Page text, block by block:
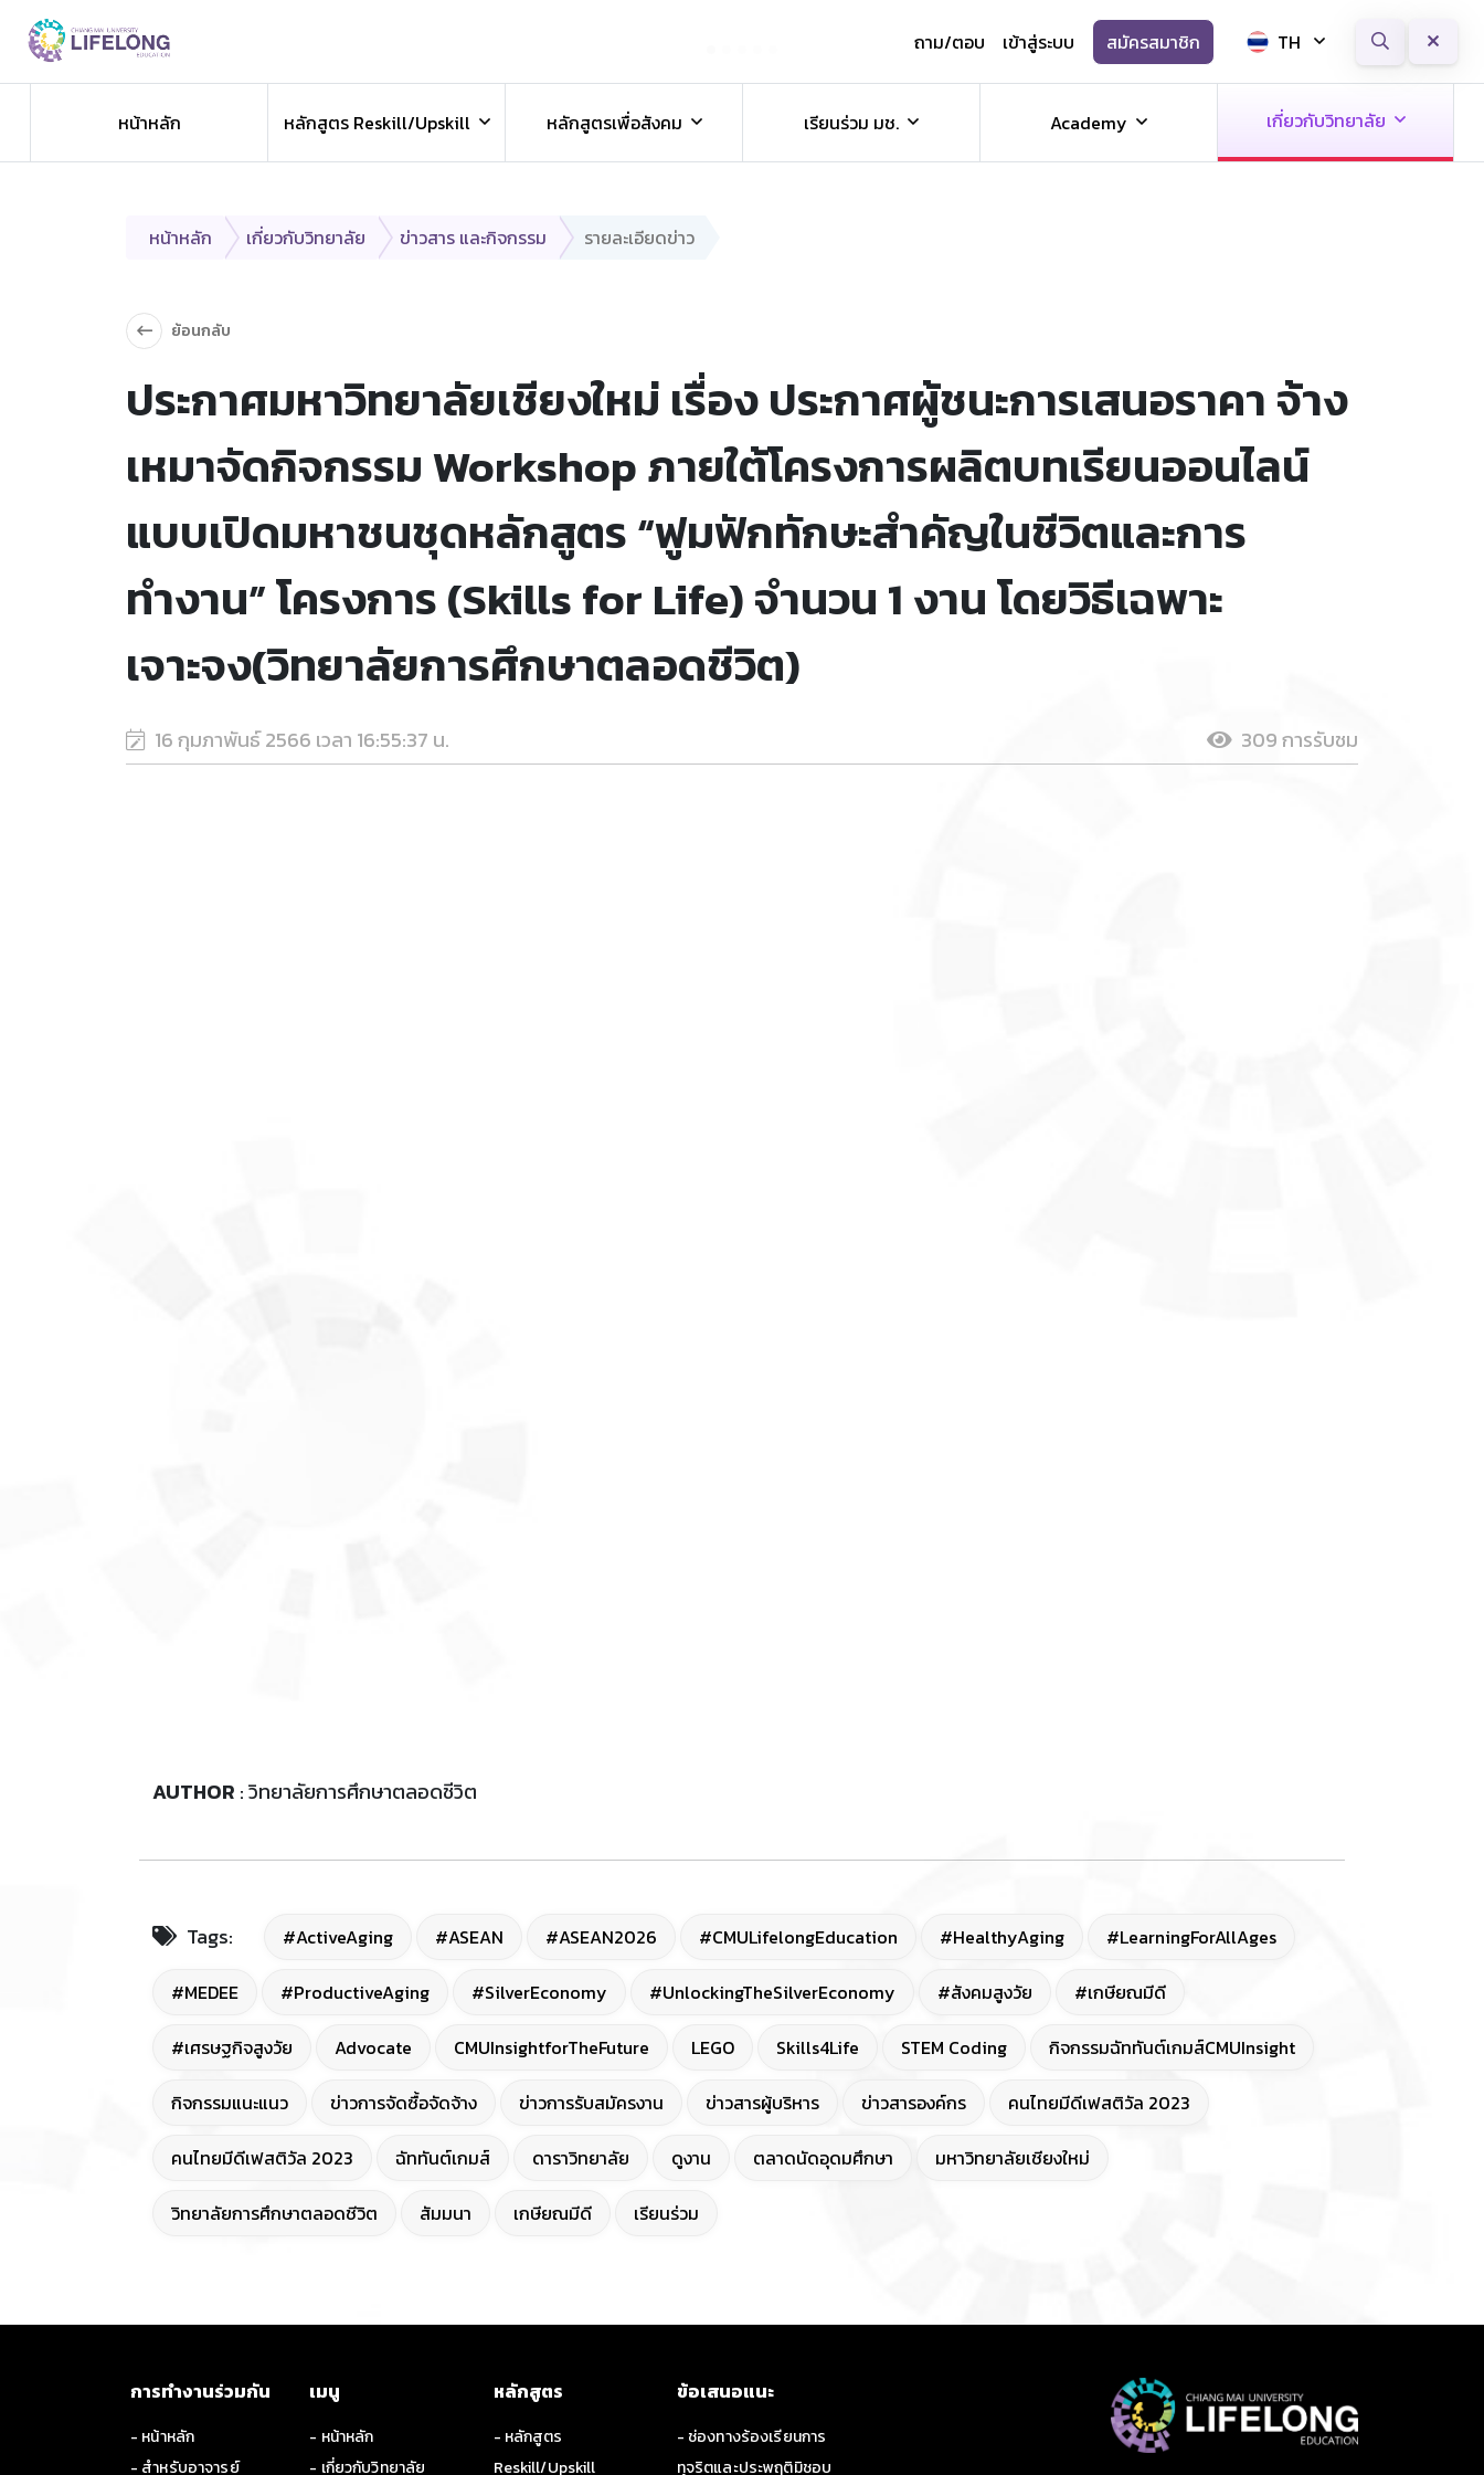
ถาม/ตอบ เข้าสู่ระบบ สมัครสมาชิก TH
ข่าวประชาสัมพันธ์
ข่าวสารองค์กร ข่าวสารกิจกรรม
หน้าหลัก
หลักสูตร Reskill/Upskill หลักสูตรเพื่อสังคม เรียนร่วม มช. Academy เกี่ยวกับวิทยาลัย
หน้าหลัก เกี่ยวกับวิทยาลัย ข่าวสาร และกิจกรรม รายละเอียดข่าว
ย้อนกลับ
ประกาศมหาวิทยาลัยเชียงใหม่ เรื่อง ประกาศผู้ชนะการเสนอราคา จ้าง
เหมาจัดกิจกรรม Workshop ภายใต้โครงการผลิตบทเรียนออนไลน์
แบบเปิดมหาชนชุดหลักสูตร “ฟูมฟักทักษะสำคัญในชีวิตและการ
ทำงาน” โครงการ (Skills for Life) จำนวน 1 งาน โดยวิธีเฉพาะ
เจาะจง(วิทยาลัยการศึกษาตลอดชีวิต)
16 กุมภาพันธ์ 2566 เวลา 16:55:37 น. 309 การรับชม
AUTHOR : วิทยาลัยการศึกษาตลอดชีวิต
Tags: #ActiveAging #ASEAN #ASEAN2026 #CMULifelongEducation #HealthyAging #LearningForAllAges
#MEDEE #ProductiveAging #SilverEconomy #UnlockingTheSilverEconomy #สังคมสูงวัย #เกษียณมีดี
#เศรษฐกิจสูงวัย Advocate CMUInsightforTheFuture LEGO Skills4Life STEM Coding กิจกรรมฉัททันต์เกมส์CMUInsight
กิจกรรมแนะแนว ข่าวการจัดซื้อจัดจ้าง ข่าวการรับสมัครงาน ข่าวสารผู้บริหาร ข่าวสารองค์กร คนไทยมีดีเฟสติวัล 2023
คนไทยมีดีเฟสติวัล 2023 ฉัททันต์เกมส์ ดาราวิทยาลัย ดูงาน ตลาดนัดอุดมศึกษา มหาวิทยาลัยเชียงใหม่
วิทยาลัยการศึกษาตลอดชีวิต สัมมนา เกษียณมีดี เรียนร่วม
การทำงานร่วมกัน
- หน้าหลัก
- สำหรับอาจารย์
เมนู
- หน้าหลัก
- เกี่ยวกับวิทยาลัย
หลักสูตร
- หลักสูตร
Reskill/Upskill
ข้อเสนอแนะ
- ช่องทางร้องเรียนการ
ทุจริตและประพฤติมิชอบ